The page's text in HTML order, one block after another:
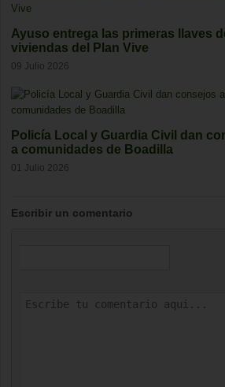
Ayuso entrega las primeras llaves
viviendas del Plan Vive
09 Julio 2026
Policía Local y Guardia Civil dan
a comunidades de Boadilla
01 Julio 2026
Escribir un comentario